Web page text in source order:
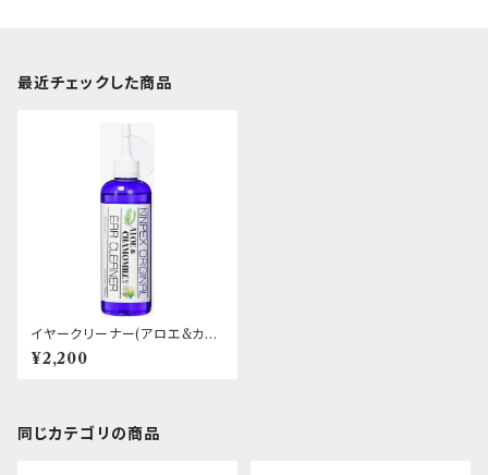
最近チェックした商品
イヤークリーナー(アロエ&カモ
ミール配合) KINPEX
¥2,200
同じカテゴリの商品